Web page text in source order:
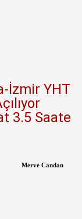
İzmir YHT
3.5 Saate
Merve Candan